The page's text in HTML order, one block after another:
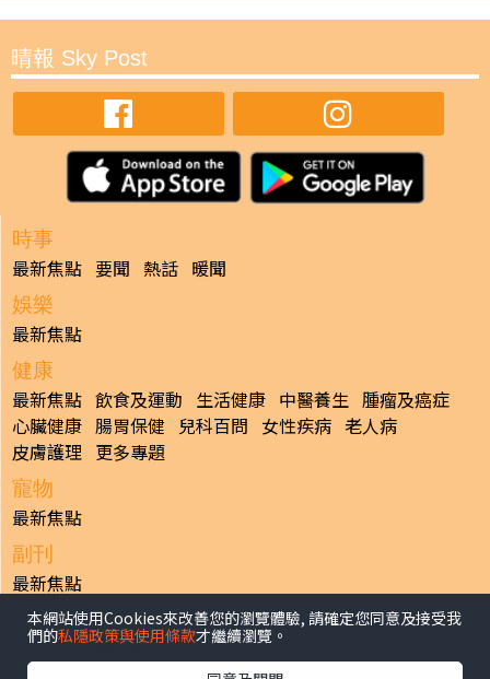
晴報 Sky Post
時事
最新焦點 要聞 熱話 暖聞
娛樂
最新焦點
健康
最新焦點 飲食及運動 生活健康 中醫養生 腫瘤及癌症
心臟健康 腸胃保健 兒科百問 女性疾病 老人病
皮膚護理 更多專題
寵物
最新焦點
副刊
最新焦點
日報
揭頁版 港聞 財經/地產 中國/國際
本網站使用Cookies來改善您的瀏覽體驗, 請確定您同意及接受我
們的私隱政策與使用條款才繼續瀏覽。